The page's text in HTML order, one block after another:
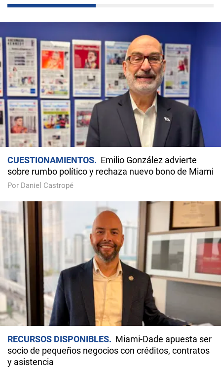
CUESTIONAMIENTOS
Emilio González advierte
sobre rumbo político y rechaza nuevo bono de Miami
Por Daniel Castropé
RECURSOS DISPONIBLES
Miami-Dade apuesta ser
socio de pequeños negocios con créditos, contratos
y asistencia